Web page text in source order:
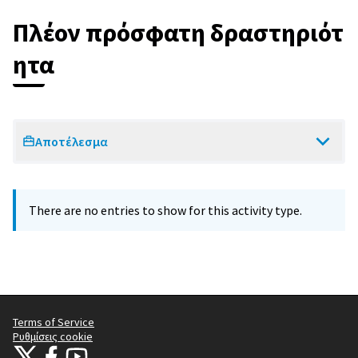
Πλέον πρόσφατη δραστηριότ
ητα
Αποτέλεσμα
There are no entries to show for this activity type.
Terms of Service
Ρυθμίσεις cookie
Citizens Participation Portal at X
Ο οργανισμός Citizens Participation Portal στο Facebook
Ο οργανισμός Citizens Participation Portal στο YouTube